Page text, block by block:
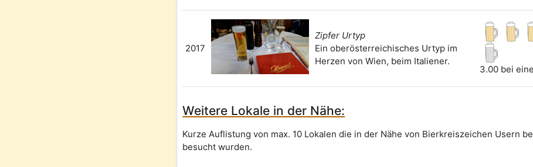
2017
Zipfer Urtyp
Ein oberösterreichisches Urtyp im
Herzen von Wien, beim Italiener.
3.00 bei
Weitere Lokale in der Nähe:
Kurze Auflistung von max. 10 Lokalen die in der Nähe von Bierkreiszeichen Usern
besucht wurden.